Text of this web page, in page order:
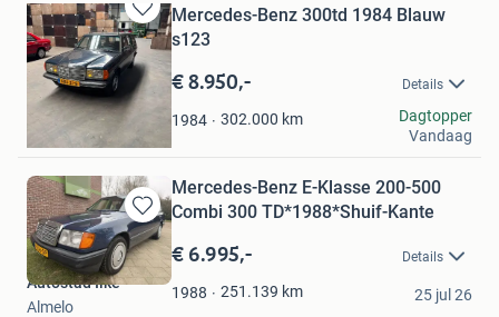
Bewaren
in
Mijn
Favorieten
Mercedes-Benz 300td 1984 Blauw
s123
€ 8.950,- Details
1984 302.000 km
Jens Balk
Dagtopper
Vandaag
Bewaren
in
Mijn
Favorieten
Mercedes-Benz E-Klasse 200-500
Combi 300 TD*1988*Shuif-Kante
€ 6.995,- Details
1988 251.139 km
Autostad Ilke
Almelo
25 jul 26